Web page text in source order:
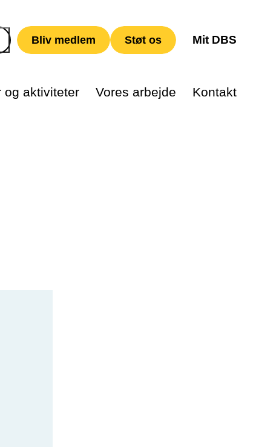
Bliv medlem Støt os Mit DBS
og aktiviteter Vores arbejde Kontakt